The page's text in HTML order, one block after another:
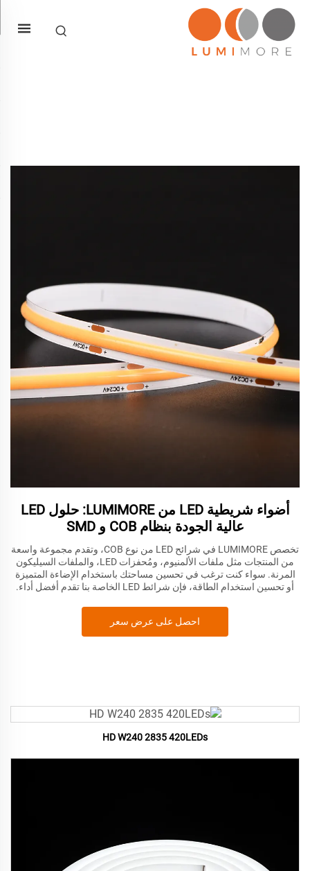
أضواء شريطية LED من LUMIMORE: حلول LED
عالية الجودة بنظام COB و SMD
تخصص LUMIMORE في شرائح LED من نوع COB، وتقدم مجموعة واسعة
من المنتجات مثل ملفات الألمنيوم، ومُحفزات LED، والملفات السيليكون
المرنة. سواء كنت ترغب في تحسين مساحتك باستخدام الإضاءة المتميزة
أو تحسين استخدام الطاقة، فإن شرائط LED الخاصة بنا تقدم أفضل أداء.
احصل على عرض سعر
HD W240 2835 420LEDs